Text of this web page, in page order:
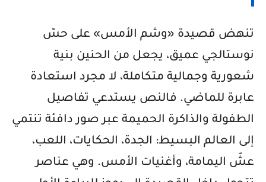
تنهض قصيدة «وشم الأمس» على حسّ
نوستالجي عميق، يجعل من الحنين بنية
شعورية وجمالية متكاملة، لا مجرد استعادة
عابرة للماضي. فالنص يستدعي تفاصيل
الطفولة والذاكرة الحميمة عبر صور دافئة تنتمي
إلى العالم البسيط: الجدة، الحكايات، اللعب،
عشّ اليمامة، وأغنيات الأمس. وهي عناصر